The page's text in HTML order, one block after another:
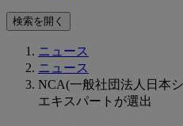
検索を開く
ニュース
ニュース
NCA(一般社団法人日本
エキスパートが選出